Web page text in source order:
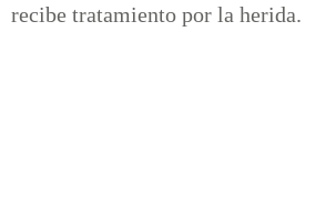
recibe tratamiento por la herida.